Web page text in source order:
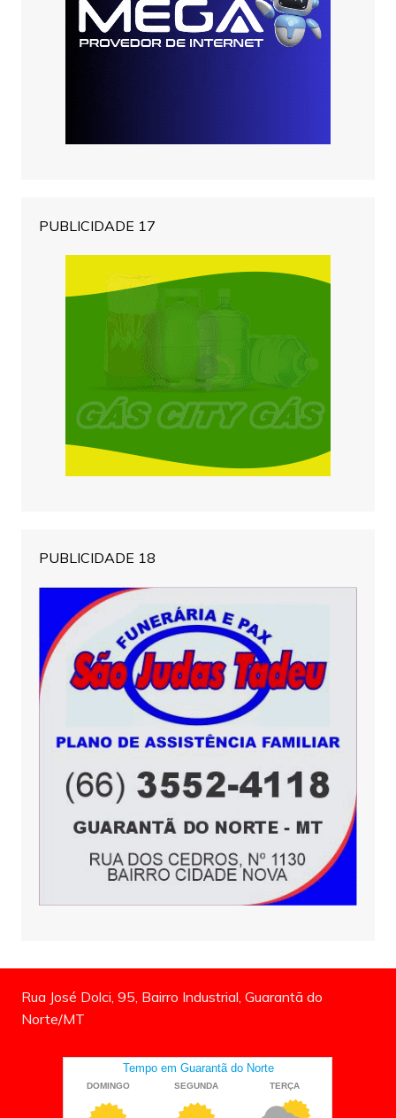
PUBLICIDADE 17
PUBLICIDADE 18
Rua José Dolci, 95, Bairro Industrial, Guarantã do
Norte/MT